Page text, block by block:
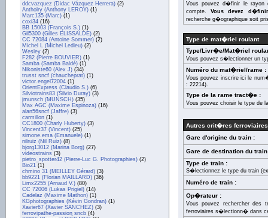
ddcvazquez (Didac Vázquez Herrera) (2)
Antholry (Anthony LEROY) (1)
Marc135 (Marc) (1)
coxi34 (16)
BB 15003 (François S.) (1)
Gil5300 (Gilles ELISSALDE) (2)
CC 72084 (Antoine Sommer) (2)
Michel L (Michel Ledieu) (2)
Wesley (2)
F282 (Pierre BOUVIER) (1)
Samba (Samba Baldé) (1)
Nikoniste60 (Alex J) (34)
trusst sncf (chaucheprat) (1)
victor.engel72004 (1)
OrientExpress (Claudio S.) (6)
Silviotrains83 (Silvio Duray) (3)
jmunsch (MUNSCH) (35)
Max AGC (Maxime Espinoza) (16)
alan56sncf (Jaffre) (3)
carmillon (1)
CC1800 (Charly Huberty) (3)
Vincent37 (Vincent) (25)
simone.ema (Emanuele) (1)
nilruiz (Nil Ruiz) (8)
bjorg13012 (Marina Borg) (27)
videostrains (3)
pietro_spotter42 (Pierre-Luc G. Photographies) (2)
Bio21 (1)
chmino 31 (MEILLEY Gérard) (3)
bb9221 (Florian MAILLARD) (36)
Limx2255 (Arnaud V.) (80)
CC 72006 (Lukas Prigiel) (14)
Cadelaz (Maxime Mathon) (1)
KGphotographies (Kévin Gondran) (1)
Xavier67 (Xavier SANCHEZ) (3)
ferrovipathe-passion sncb (4)
Vous pouvez d�finir le
compte.Vous devez
recherche g�ographique soit
Type de mat�riel roulant
Type/Livr�e/Mat�riel
Vous pouvez s�lectionner un
Numéro du mat�riel/rame :
Vous pouvez inscrire ici le
: 22214).
Type de la rame tract�e :
Vous pouvez choisir le type de
Autres crit�res ferroviaires
Gare d'origine du train :
Gare de destination du
Type de train :
S�lectionnez le type du train
Numéro de train :
Op�rateur :
Vous pouvez rechercher des
ferroviaires s�lectionn� dans